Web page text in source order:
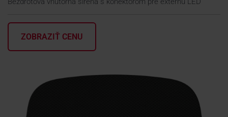
KONTAKTY
ZOBRAZIŤ CENU